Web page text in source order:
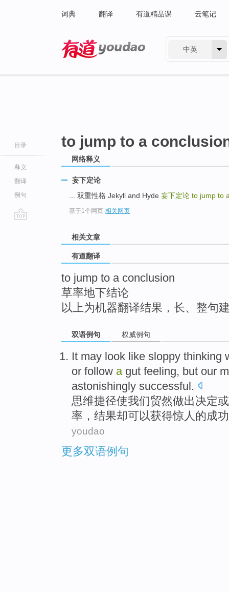
词典 翻译 有道精品课 云笔记
中英
目录
释义
翻译
例句
to jump to a
网络释义
妄下定论
... 双重性格 Jekyll and Hyde 妄下定论 to jump to
基于1个网页-相关网页
相关文章
有道翻译
to jump to a conclusion
草率地下结论
以上为机器翻译结果，长、整句
双语例句 权威例句
It may look like sloppy thinking
or follow a gut feeling, but our
astonishingly successful.
思维捷径使我们贸然做出决定或
率 ，结果却可以获得惊人 的成功
youdao
更多双语例句